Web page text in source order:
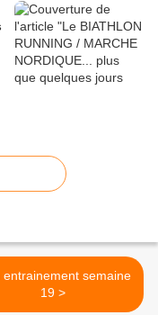
entrainement semaine
19 >